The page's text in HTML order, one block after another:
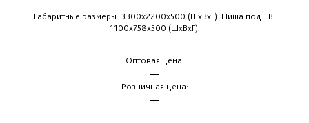
Габаритные размеры: 3300х2200х500 (ШхВхГ). Ниша под ТВ:
1100х758х500 (ШхВхГ).
Оптовая цена:
—
Розничная цена:
—